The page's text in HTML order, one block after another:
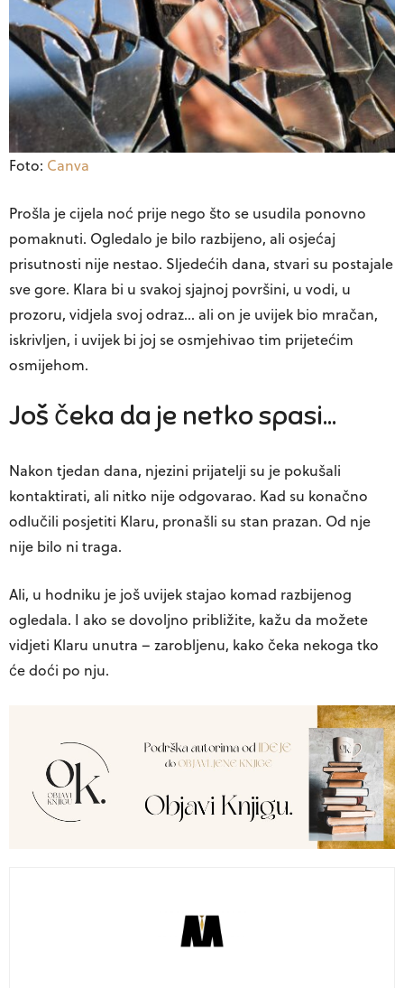
Foto: Canva
Prošla je cijela noć prije nego što se usudila ponovno
pomaknuti. Ogledalo je bilo razbijeno, ali osjećaj
prisutnosti nije nestao. Sljedećih dana, stvari su postajale
sve gore. Klara bi u svakoj sjajnoj površini, u vodi, u
prozoru, vidjela svoj odraz… ali on je uvijek bio mračan,
iskrivljen, i uvijek bi joj se osmjehivao tim prijetećim
osmijehom.
Još čeka da je netko spasi…
Nakon tjedan dana, njezini prijatelji su je pokušali
kontaktirati, ali nitko nije odgovarao. Kad su konačno
odlučili posjetiti Klaru, pronašli su stan prazan. Od nje
nije bilo ni traga.
Ali, u hodniku je još uvijek stajao komad razbijenog
ogledala. I ako se dovoljno približite, kažu da možete
vidjeti Klaru unutra – zarobljenu, kako čeka nekoga tko
će doći po nju.